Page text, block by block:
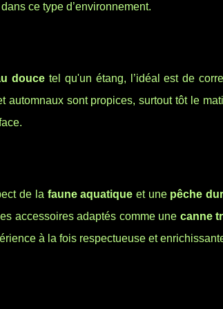
ce type d’environnement.
doucetel qu'un étang, l’idéal est de
sont propices, surtout tôt le
de la faune aquatique et une pêche
accessoires adaptés comme une canne
à la fois respectueuse et